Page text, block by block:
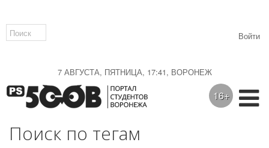
7 АВГУСТА, ПЯТНИЦА, 17:41, ВОРОНЕЖ
Войти
16+
Поиск по тегам